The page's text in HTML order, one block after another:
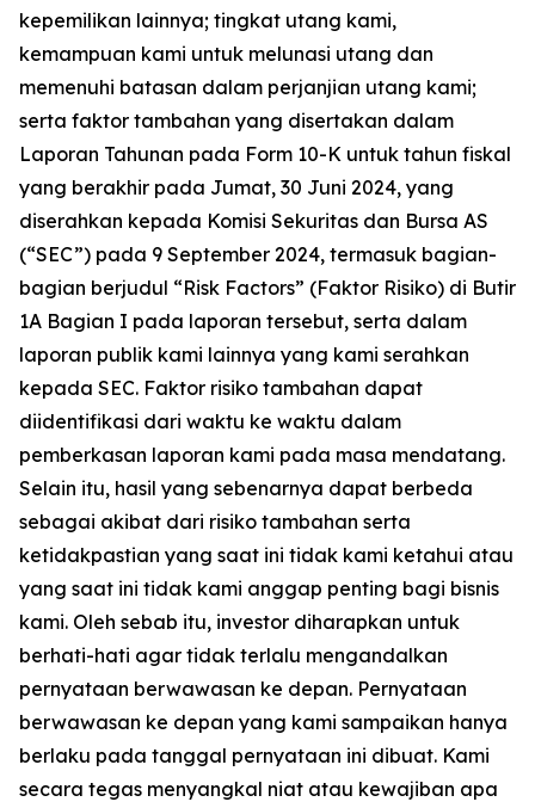
kepemilikan lainnya; tingkat utang kami,
kemampuan kami untuk melunasi utang dan
memenuhi batasan dalam perjanjian utang kami;
serta faktor tambahan yang disertakan dalam
Laporan Tahunan pada Form 10-K untuk tahun fiskal
yang berakhir pada Jumat, 30 Juni 2024, yang
diserahkan kepada Komisi Sekuritas dan Bursa AS
(“SEC”) pada 9 September 2024, termasuk bagian-
bagian berjudul “Risk Factors” (Faktor Risiko) di Butir
1A Bagian I pada laporan tersebut, serta dalam
laporan publik kami lainnya yang kami serahkan
kepada SEC. Faktor risiko tambahan dapat
diidentifikasi dari waktu ke waktu dalam
pemberkasan laporan kami pada masa mendatang.
Selain itu, hasil yang sebenarnya dapat berbeda
sebagai akibat dari risiko tambahan serta
ketidakpastian yang saat ini tidak kami ketahui atau
yang saat ini tidak kami anggap penting bagi bisnis
kami. Oleh sebab itu, investor diharapkan untuk
berhati-hati agar tidak terlalu mengandalkan
pernyataan berwawasan ke depan. Pernyataan
berwawasan ke depan yang kami sampaikan hanya
berlaku pada tanggal pernyataan ini dibuat. Kami
secara tegas menyangkal niat atau kewajiban apa